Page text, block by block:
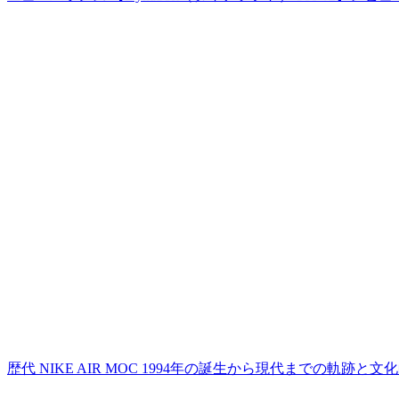
歴代 NIKE AIR MOC 1994年の誕生から現代までの軌跡と文